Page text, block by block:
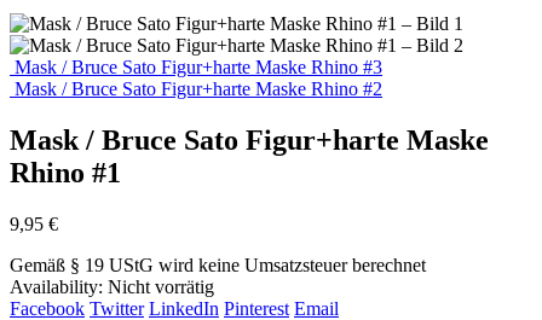
Mask / Bruce Sato Figur+harte Maske Rhino #3
Mask / Bruce Sato Figur+harte Maske Rhino #2
Mask / Bruce Sato Figur+harte Maske
Rhino #1
9,95 €
Gemäß § 19 UStG wird keine Umsatzsteuer berechnet
Availability: Nicht vorrätig
Facebook Twitter LinkedIn Pinterest Email